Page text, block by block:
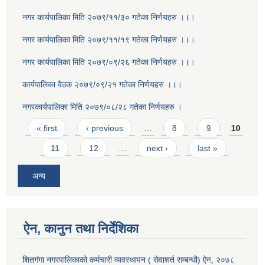
नगर कार्यपालिका मिति २०७९/११/३० गतेका निर्णयहरु ।।।
नगर कार्यपालिका मिति २०७९/११/१९ गतेका निर्णयहरु ।।।
नगर कार्यपालिका मिति २०७९/०९/२६ गतेका निर्णयहरु ।।।
कार्यपालिका वैठक २०७९/०९/२१ गतेका निर्णयहरु ।।।
नगरकार्यपालिका मिति २०७९/०८/२८ गतेका निर्णयहरु ।
Pages
« first ‹ previous … 8 9 10
11 12 … next › last »
अन्य
ऐन, कानुन तथा निर्देशिका
शितगंगा नगरपालिकाको कर्मचारी व्यवस्थापन ( सेवाशर्त सम्बन्धी) ऐन, २०७८